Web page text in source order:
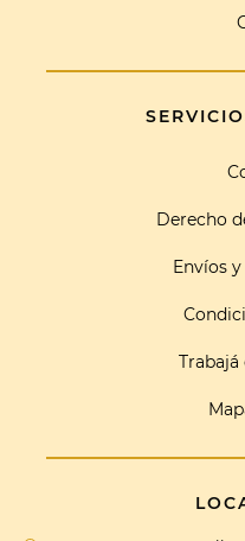
Derecho
Envíos